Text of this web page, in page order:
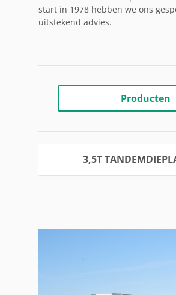
start in 1978 hebben we ons
uitstekend advies.
Producten
3,5T